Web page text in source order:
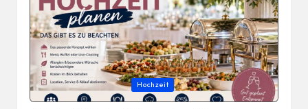
Posted
in
Hochzeit